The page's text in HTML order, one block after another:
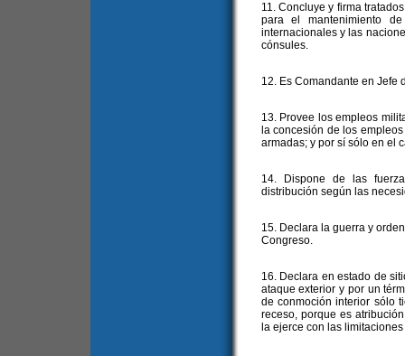
11. Concluye y firma
para el mantenimiento
internacionales y las
cónsules.
12. Es Comandante en Jefe
13. Provee los empleos
la concesión de los
armadas; y por sí sólo en el
14. Dispone de las
distribución según las
15. Declara la guerra y
Congreso.
16. Declara en estado de
ataque exterior y por un
de conmoción interior sólo
receso, porque es
la ejerce con las